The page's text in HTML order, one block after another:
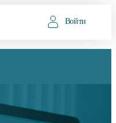
Войти